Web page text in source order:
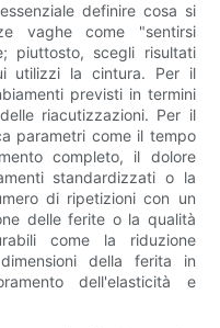
definire cosa si
vaghe come "sentirsi
piuttosto, scegli risultati
utilizzi la cintura. Per il
previsti in termini
riacutizzazioni. Per il
parametri come il tempo
completo, il dolore
standardizzati o la
di ripetizioni con un
delle ferite o la qualità
come la riduzione
della ferita in
dell'elasticità e